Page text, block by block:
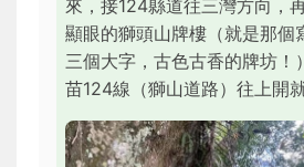
來，接124縣道往三灣方向，
顯眼的獅頭山牌樓（就是那個
三個大字，古色古香的牌坊！
苗124線（獅山道路）往上開就